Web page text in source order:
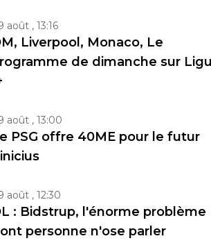
août , 13:16
Liverpool, Monaco, Le
de dimanche sur
août , 13:00
PSG offre 40ME pour le futur
août , 12:30
: Bidstrup, l'énorme problème
personne n'ose parler